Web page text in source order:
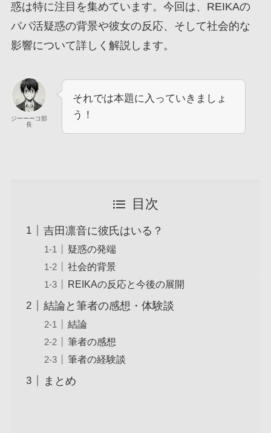
惑は特に注目を集めています。今回は、REIKAの
パパ活疑惑の背景や彼女の反応、そして社会的な
影響について詳しく解説します。
ジーーーコ部
長
それでは本題に入っていきましょ
う！
目次
吉田凛音に彼氏はいる？
疑惑の発端
社会的背景
REIKAの反応と今後の展開
結論と筆者の感想・体験談
結論
筆者の感想
筆者の経験談
まとめ